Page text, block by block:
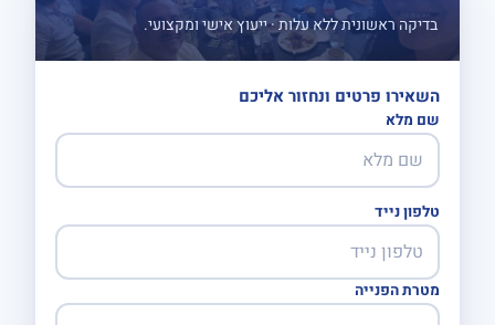
בדיקה ראשונית ללא עלות · ייעוץ אישי ומקצועי.
השאירו פרטים ונחזור אליכם
שם מלא
טלפון נייד
מטרת הפנייה